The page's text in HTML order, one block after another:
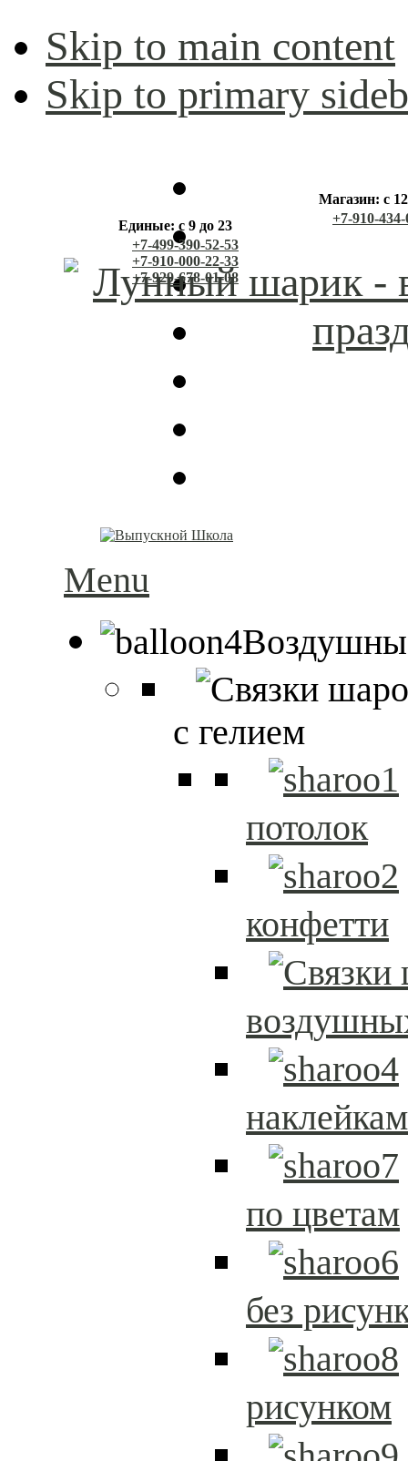
Skip to main content
Skip to primary
Единые: с 9 до 23
+7-499-390-52-53
+7-910-000-22-33
+7-929-678-01-08
Магазин: с
+7-910-
Menu
с гелием
потолок
конфетти
по цветам
без
рисунком